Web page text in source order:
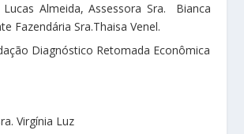
Almeida, Assessora Sra. Bianca
Fazendária Sra.Thaisa Venel.
Diagnóstico Retomada Econômica
Virgínia Luz